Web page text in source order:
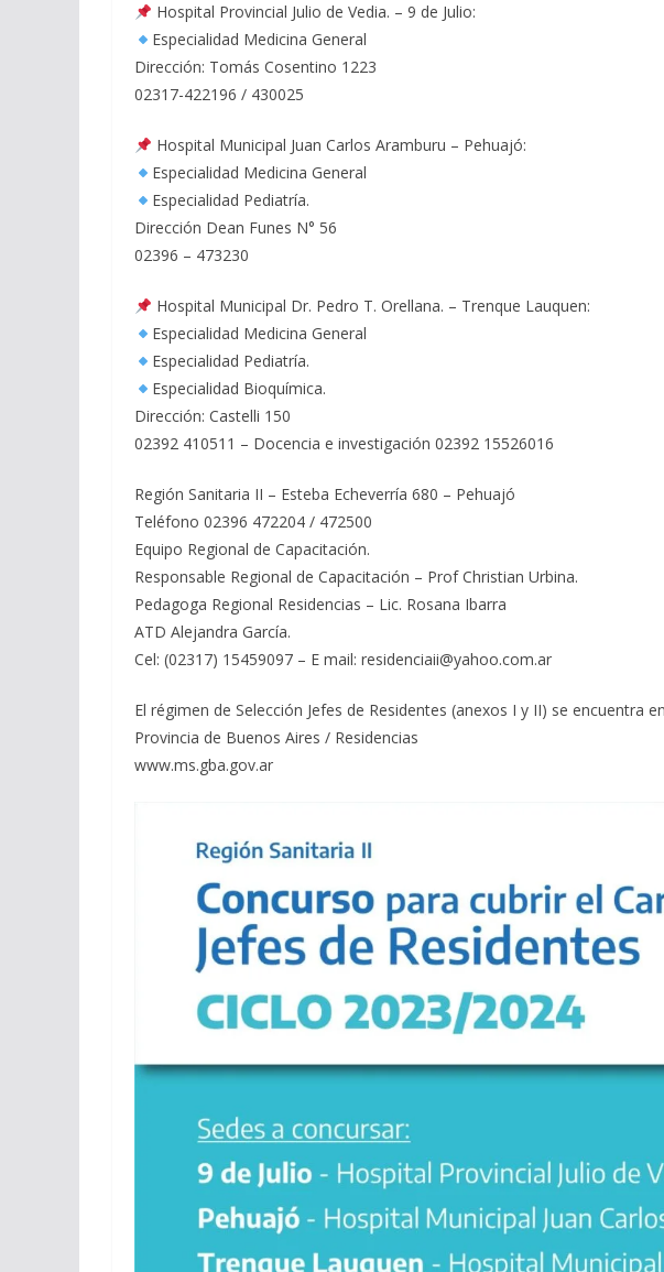
Hospital Provincial Julio de Vedia. – 9 de Julio:
Especialidad Medicina General
Dirección: Tomás Cosentino 1223
02317-422196 / 430025
Hospital Municipal Juan Carlos Aramburu – Pehuajó:
Especialidad Medicina General
Especialidad Pediatría.
Dirección Dean Funes N° 56
02396 – 473230
Hospital Municipal Dr. Pedro T. Orellana. – Trenque Lauquen:
Especialidad Medicina General
Especialidad Pediatría.
Especialidad Bioquímica.
Dirección: Castelli 150
02392 410511 – Docencia e investigación 02392 15526016
Región Sanitaria II – Esteba Echeverría 680 – Pehuajó
Teléfono 02396 472204 / 472500
Equipo Regional de Capacitación.
Responsable Regional de Capacitación – Prof Christian Urbina.
Pedagoga Regional Residencias – Lic. Rosana Ibarra
ATD Alejandra García.
Cel: (02317) 15459097 – E mail: residenciaii@yahoo.com.ar
El régimen de Selección Jefes de Residentes (anexos I y II) se encuentra
Provincia de Buenos Aires / Residencias
www.ms.gba.gov.ar